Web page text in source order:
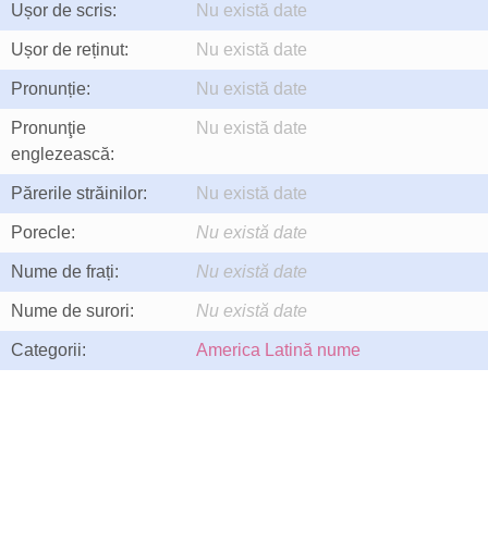
Ușor de scris: Nu există date
Ușor de reținut: Nu există date
Pronunție: Nu există date
Pronunţie
englezească:
Nu există date
Părerile străinilor: Nu există date
Porecle: Nu există date
Nume de frați: Nu există date
Nume de surori: Nu există date
Categorii: America Latină nume